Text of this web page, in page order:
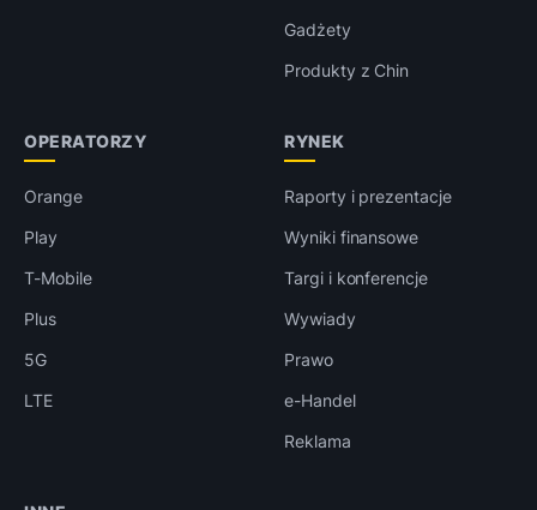
Gadżety
Produkty z Chin
OPERATORZY
Orange
Play
T-Mobile
Plus
5G
LTE
RYNEK
Raporty i prezentacje
Wyniki finansowe
Targi i konferencje
Wywiady
Prawo
e-Handel
Reklama